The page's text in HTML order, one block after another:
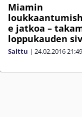
Miamin
e jatkoa –
loppukauden
Salttu | 24.02.201621:49